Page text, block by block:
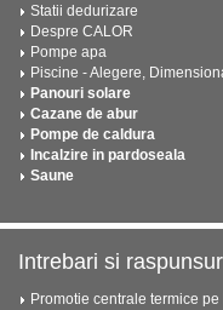
Statii dedurizare
Despre CALOR
Pompe apa
Piscine - Alegere,
Panouri solare
Cazane de abur
Pompe de caldura
Incalzire in pardoseala
Saune
Intrebari si
Promotie centrale termice